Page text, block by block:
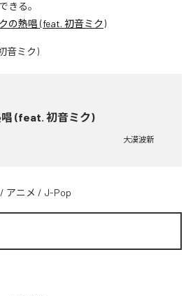
きる。
の熱唱 (feat. 初音ミク)
(feat. 初音ミク)
大漠波新
/ アニメ / J-Pop